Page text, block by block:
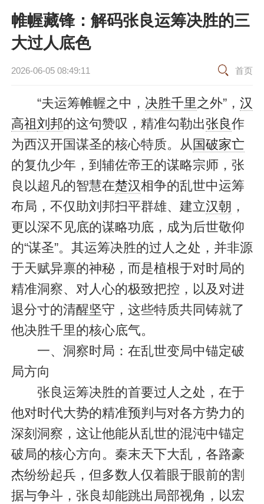
帷幄藏锋：解码张良运筹决胜的三
大过人底色
2026-06-05 08:49:11 首页
“夫运筹帷幄之中， 决胜千里 之外”， 汉
高祖刘邦的这句赞叹，精准勾勒出张良作
为西汉开国谋圣的核心特质。从 国破家亡
的复仇少年，到辅佐帝王的谋略宗师，张
良以超凡的智慧在楚汉相争的乱世中运筹
布局，不仅助刘邦扫平群雄、建立汉朝 ，
更以深不见底的谋略功底，成为后世敬仰
的“谋圣”。其运筹决胜的过人之处，并非源
于天赋异禀的神秘，而是植根于对时局的
精准洞察、对人心的极致把控，以及对进
退分寸的清醒坚守，这些特质共同铸就了
他决胜千里的核心底气。
一、洞察时局：在乱世变局中锚定破
局方向
张良运筹决胜的首要过人之处，在于
他对时代大势的精准预判与对各方势力的
深刻洞察，这让他能从乱世的混沌中锚定
破局的核心方向。秦末天下大乱，各路豪
杰纷纷起兵，但多数人仅着眼于眼前的割
据与争斗，张良却能跳出局部视角，以宏